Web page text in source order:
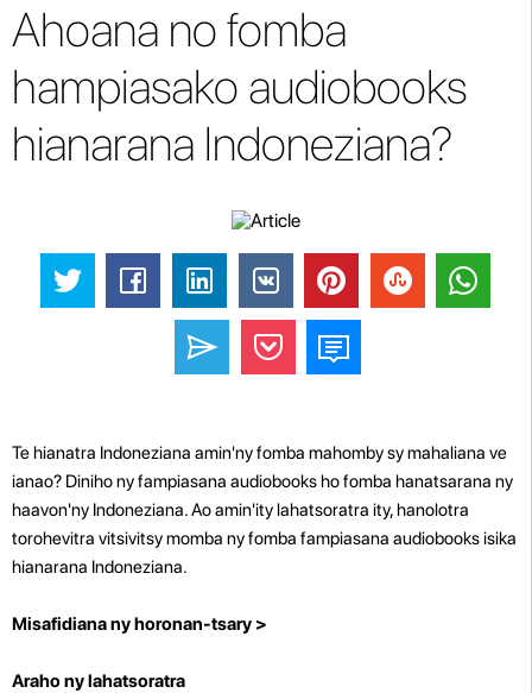
Ahoana no fomba
hampiasako audiobooks
hianarana Indoneziana?
Te hianatra Indoneziana amin'ny fomba mahomby sy mahaliana ve
ianao? Diniho ny fampiasana audiobooks ho fomba hanatsarana ny
haavon'ny Indoneziana. Ao amin'ity lahatsoratra ity, hanolotra
torohevitra vitsivitsy momba ny fomba fampiasana audiobooks isika
hianarana Indoneziana.
Misafidiana ny horonan-tsary >
Araho ny lahatsoratra